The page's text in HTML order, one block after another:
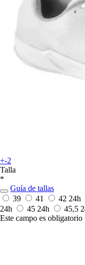
+-2
Talla
*
Guía de tallas
39
41 42 24h
24h
45 24h 45,5
Este campo es obligatorio